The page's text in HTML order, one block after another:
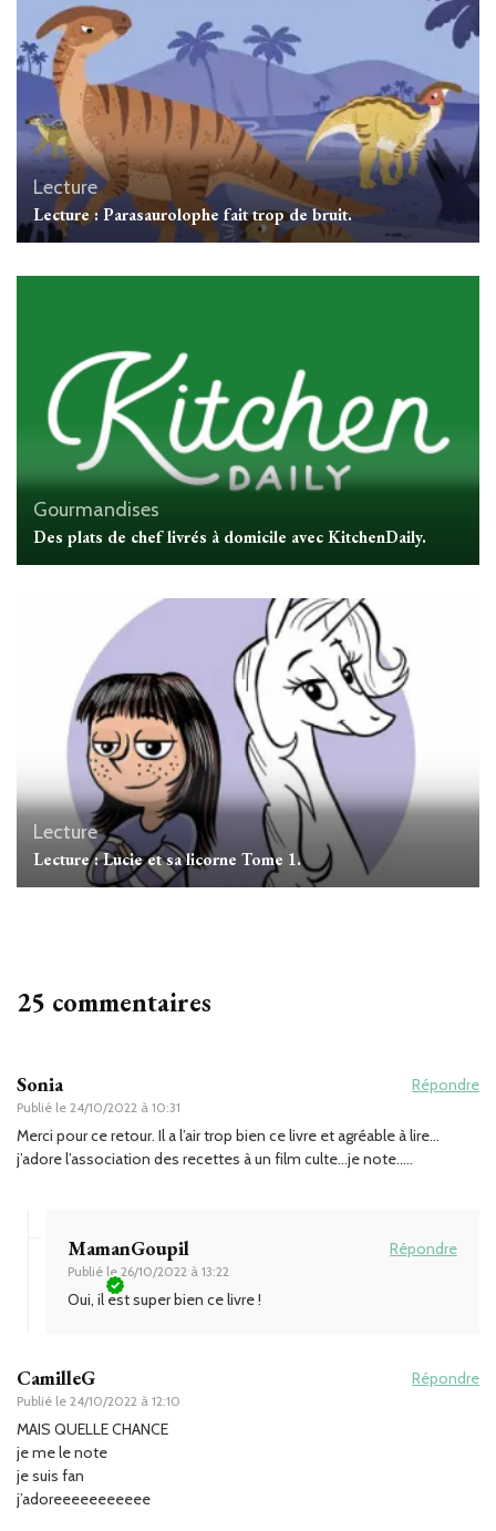
Lecture
Lecture : Parasaurolophe fait trop de bruit.
Gourmandises
Des plats de chef livrés à domicile avec KitchenDaily.
Lecture
Lecture : Lucie et sa licorne Tome 1.
25 commentaires
Sonia
Publié le 24/10/2022 à 10:31
Répondre
Merci pour ce retour. Il a l’air trop bien ce livre et agréable à lire…
j’adore l’association des recettes à un film culte…je note…..
MamanGoupil
Publié le 26/10/2022 à 13:22
Répondre
Oui, il est super bien ce livre !
CamilleG
Publié le 24/10/2022 à 12:10
Répondre
MAIS QUELLE CHANCE
je me le note
je suis fan
j’adoreeeeeeeeeee